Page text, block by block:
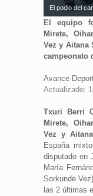
El podio del
El equipo
Mirete,
Vez y Aitana
campeonato
Avance
Actualizado:
Txuri Berri
Mirete,
Vez y
España
disputado en
María
Sorkunde
las 2 últimas